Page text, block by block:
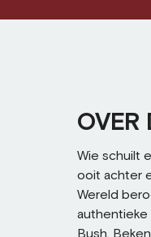
OVER
Wie schuilt
ooit achter
Wereld
authentieke
Bush.